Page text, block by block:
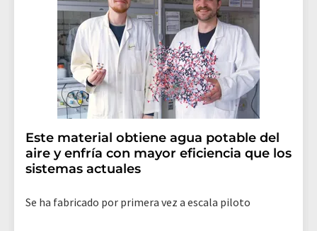
Este material obtiene agua potable del
aire y enfría con mayor eficiencia que los
sistemas actuales
Se ha fabricado por primera vez a escala piloto